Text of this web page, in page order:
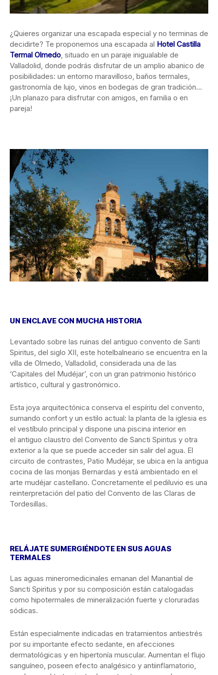
¿Quieres organizar una escapada especial y no terminas de
decidirte? Te proponemos una escapada al Hotel Castilla
Termal Olmedo, situado en un paraje inigualable de
Valladolid, donde podrás disfrutar de un amplio abanico de
posibilidades: un entorno maravilloso, baños termales,
gastronomía de lujo, vinos en bodegas de gran tradición…
¡Un planazo para disfrutar con amigos, en familia o en
pareja!
UN ENCLAVE CON MUCHA HISTORIA
Levantado sobre las ruinas del antiguo convento de Santi
Spiritus, del siglo XII, este hotelbalneario se encuentra en la
villa de Olmedo, Valladolid, considerada una de las
‘Capitales del Mudéjar’, con un gran patrimonio histórico
artístico, cultural y gastronómico.
Esta joya arquitectónica conserva el espíritu del convento,
sumando confort y un estilo actual: la planta de la iglesia es
el vestíbulo principal y dispone una piscina interior en
el antiguo claustro del Convento de Sancti Spiritus y otra
exterior a la que se puede acceder sin salir del agua. El
circuito de contrastes, Patio Mudéjar, se ubica en la antigua
cocina de las monjas Bernardas y está ambientado en el
arte mudéjar castellano. Concretamente el pediluvio es una
reinterpretación del patio del Convento de las Claras de
Tordesillas.
RELÁJATE SUMERGIÉNDOTE EN SUS AGUAS
TERMALES
Las aguas mineromedicinales emanan del Manantial de
Sancti Spiritus y por su composición están catalogadas
como hipotermales de mineralización fuerte y cloruradas
sódicas.
Están especialmente indicadas en tratamientos antiestrés
por su importante efecto sedante, en afecciones
dermatológicas y en hipertonía muscular. Aumentan el flujo
sanguíneo, poseen efecto analgésico y antiinflamatorio,